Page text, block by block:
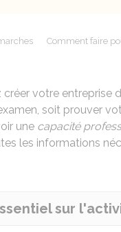
Comment faire
créer votre entreprise
soit prouver
une capacité
les informations
sur